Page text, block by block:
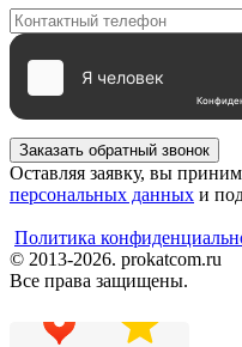
Заказать обратный звонок
Оставляя заявку, вы
персональных данных и
Политика
© 2013-2026. prokatcom.ru
Все права защищены.